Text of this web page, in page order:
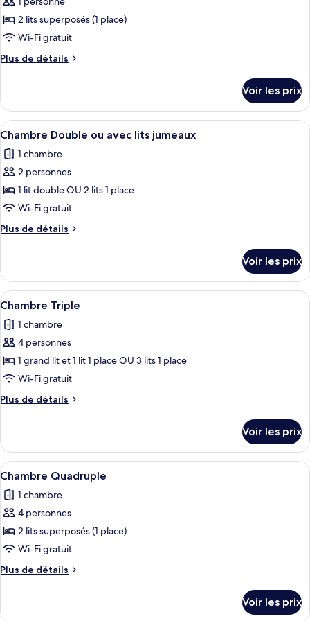
photos
pour
ce
type
de
Dortoir
Partagé,
femmes
uniquement
(4
people)
2 lits superposés (1 place)
Wi-Fi gratuit
Plus de détails
Plus
le
type
de
Dortoir
Partagé,
uniquement
(4
Voir les prix
Afficher
toutes
les
photos
pour
ce
type
de
Chambre
Double
ou
avec
lits
jumeaux
Une chambre d’hôtel comprenant
5
Chambre Double ou avec lits jumeaux
1 chambre
2 personnes
1 lit double OU 2 lits 1 place
Wi-Fi gratuit
Plus de détails
Plus
le
type
de
Chambre
Double
avec
lits
Voir les prix
Afficher
toutes
les
photos
pour
ce
type
de
Chambre
Triple
Une chambre avec deux lits, une
5
Chambre Triple
1 chambre
4 personnes
1 grand lit et 1 lit 1 place OU 3 lits 1 place
Wi-Fi gratuit
Plus de détails
Plus
le
type
de
Chambre
Triple
Voir les prix
Afficher
toutes
les
photos
pour
ce
type
de
Chambre
Une chambre de dortoir avec des
4
Chambre Quadruple
1 chambre
4 personnes
2 lits superposés (1 place)
Wi-Fi gratuit
Plus de détails
Plus
Voir les prix